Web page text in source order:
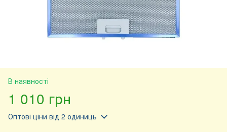
В наявності
1 010 грн
Оптові ціни від 2 одиниць